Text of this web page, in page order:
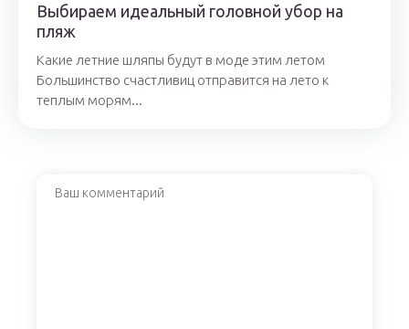
Выбираем идеальный головной убор на
пляж
Какие летние шляпы будут в моде этим летом
Большинство счастливиц отправится на лето к
теплым морям...